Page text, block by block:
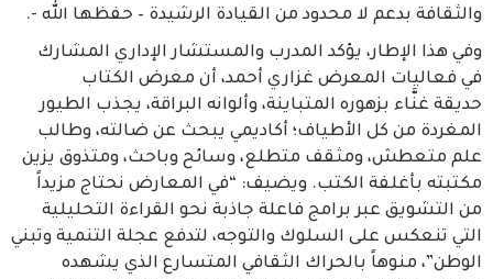
والثقافة بدعم لا محدود من القيادة الرشيدة – حفظها الله -.
وفي هذا الإطار، يؤكد المدرب والمستشار الإداري المشارك
في فعاليات المعرض غزاري أحمد، أن معرض الكتاب
حديقة غنَّاء بزهوره المتباينة، وألوانه البراقة، يجذب الطيور
المغردة من كل الأطياف؛ أكاديمي يبحث عن ضالته، وطالب
علم متعطش، ومثقف متطلع، وسائح وباحث، ومتذوق يزين
مكتبته بأغلفة الكتب. ويضيف: “في المعارض نحتاج مزيداً
من التشويق عبر برامج فاعلة جاذبة نحو القراءة التحليلية
التي تنعكس على السلوك والتوجه، لتدفع عجلة التنمية وتبني
الوطن”، منوهاً بالحراك الثقافي المتسارع الذي يشهده